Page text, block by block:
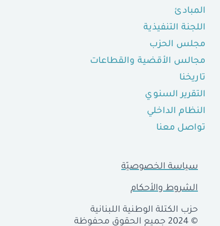
المبادئ
اللجنة التنفيذية
مجلس الحزب
مجالس الأقضية والقطاعات
تاريخنا
التقرير السنوي
النظام الداخلي
تواصل معنا
سياسة الخصوصيّة
الشروط والأحكام
حزب الكتلة الوطنية اللبنانية
© 2024 جميع الحقوق محفوظة